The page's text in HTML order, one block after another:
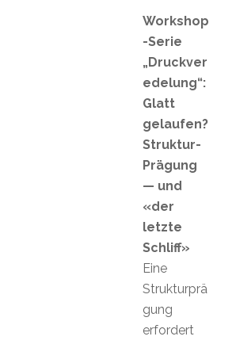
Workshop
-Serie
„Druckver
edelung“:
Glatt
gelaufen?
Struktur-
Prägung
— und
«der
letzte
Schliff»
Eine
Strukturprä
gung
erfordert